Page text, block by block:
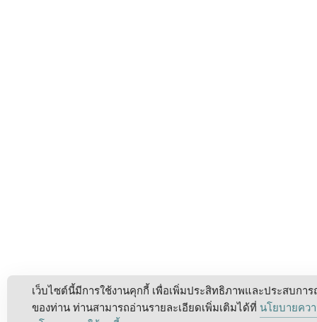
เว็บไซต์นี้มีการใช้งานคุกกี้ เพื่อเพิ่มประสิทธิภาพและประสบกา
ของท่าน ท่านสามารถอ่านรายละเอียดเพิ่มเติมได้ที่ นโยบายคว